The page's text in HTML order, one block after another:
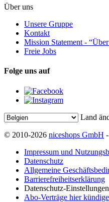
Über uns
Unsere Gruppe
Kontakt
Mission Statement -
Freie Jobs
Folge uns auf
Land
© 2010-2026 niceshops GmbH
Impressum und
Datenschutz
Allgemeine
Barrierefreiheitserklärung
Datenschutz-Einstellungen
Abo-Verträge hier